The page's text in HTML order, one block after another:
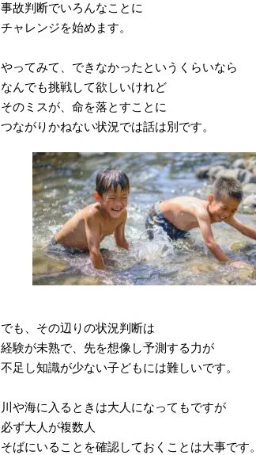
事故判断でいろんなことに
チャレンジを始めます。
やってみて、できなかったというくらいなら
なんでも挑戦して欲しいけれど
そのミスが、命を落とすことに
つながりかねない状況では話は別です。
でも、その辺りの状況判断は
経験が未熟で、先を想像し予測する力が
不足し知識が少ない子どもには難しいです。
川や海に入るときは大人になってもですが
必ず大人が複数人
そばにいることを確認しておくことは大事です。